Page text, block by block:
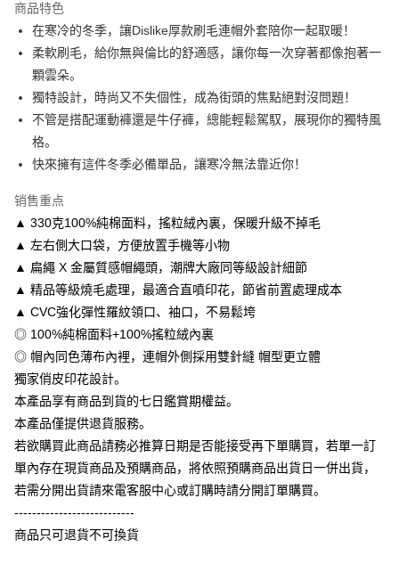
合作金库商业银行
华南商业银行
彰化商业银行
上海商业储蓄银行
台北富邦商业银行
国泰世华商业银行
台湾中小企业银行
台中商业银行
汇丰（台湾）商业银行
华泰商业银行
联邦商业银行
远东国际商业银行
元大商业银行
玉山商业银行
星展（台湾）商业银行
台湾乐天信用卡公司
6期 0利率，每期
华南商业银行
彰化商业银行
上海商业储蓄银行
国泰世华商业银行
兆丰国际商业银行
台湾中小企业银行
台中商业银行
汇丰（台湾）商业银行
联邦商业银行
远东国际商业银行
元大商业银行
永丰商业银行
玉山商业银行
台湾乐天信用卡公司
12期 0利率，每期 NT$53 21家银行
合作金库商业银行
上海商业储蓄银行
台北富邦商业银行
国泰世华商业银行
兆丰国际商业银行
台湾中小企业银行
汇丰（台湾）商业银行
华泰商业银行
元大商业银行
玉山商业银行
星展（台湾）商业银行
台新国际商业银行
中国信托商业银行
超商取货付款
LINE Pay
Apple Pay
街口支付
悠遊付
Google Pay
Plus PAY
大哥付你分期
相关说明
1. 本服务由台湾大哥大提供，电信用户可立即使用无须另外申请。（限个人
月租型门号，不开放公司户及预付卡使用）
2. 付款方式选择 “大哥付你分期”，订单成立后会自动跳转到大哥付的交易流
程，验证手机门号后，选择欲分期的期数、缴款截止日，确认付款后即完成
交易。
3. 实际核准额度、可分期数及费用金额请依后续交易确认页面所载为准。
4. 订单成立30分钟内，如未前往确认交易或遇审核未通过，订单将自动取
消。如遇 “转专审核”未通过状况，表示未达系统评分，恕无法说明评估内
容。
短信。
AFTEE先享后付
相关说明
一、關於 AFTEE先享後付
1. 於付款方式選擇AFTEE先享後付，將跳出AFTEE先享後付手機驗證視
2. 進行簡訊驗證之後，即可完成結帳手續。
3. 訂單確認後不需事先繳費，商品會配送至您的指定地址。
4. 下訂完成後，您的手機會收到一封繳費通知簡訊，APP會員則會收到
AFTEE APP推播通知。
5. 收到商品當下無需繳費，確認無誤後，請再利用繳費通知簡訊或AFTEE
APP於四大便利商店‧ATM/網銀等方式進行付款。
ATM付款
运送方式
全家付款取貨
每笔NT$65，满NT$899(含以上)免运费
付款後全家取貨
商品特色
在寒冷的冬季，讓Dislike厚款刷毛連帽外套陪你一起取暖！
柔軟刷毛，給你無與倫比的舒適感，讓你每一次穿著都像抱著一
顆雲朵。
獨特設計，時尚又不失個性，成為街頭的焦點絕對沒問題！
不管是搭配運動褲還是牛仔褲，總能輕鬆駕馭，展現你的獨特風
格。
快來擁有這件冬季必備單品，讓寒冷無法靠近你！
销售重点
▲ 330克100%純棉面料，搖粒絨內裏，保暖升級不掉毛
▲ 左右側大口袋，方便放置手機等小物
▲ 扁繩 X 金屬質感帽繩頭，潮牌大廠同等級設計細節
▲ 精品等級燒毛處理，最適合直噴印花，節省前置處理成本
▲ CVC強化彈性羅紋領口、袖口，不易鬆垮
◎ 100%純棉面料+100%搖粒絨內裏
◎ 帽內同色薄布內裡，連帽外側採用雙針縫 帽型更立體
獨家俏皮印花設計。
本產品享有商品到貨的七日鑑賞期權益。
本產品僅提供退貨服務。
若欲購買此商品請務必推算日期是否能接受再下單購買，若單一訂
單內存在現貨商品及預購商品，將依照預購商品出貨日一併出貨，
若需分開出貨請來電客服中心或訂購時請分開訂單購買。
---------------------------
商品只可退貨不可換貨